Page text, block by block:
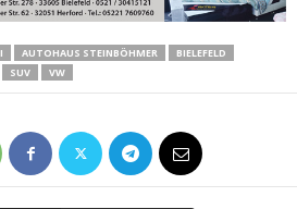
AUTOHAUS STEINBÖHMER
BIELEFELD
SUV VW